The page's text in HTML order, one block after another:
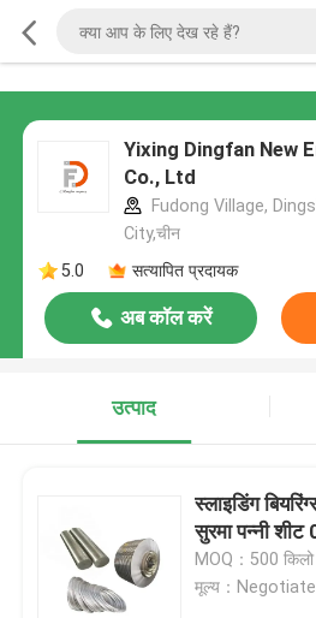
Yixing Dingfan New
Co., Ltd
Fudong Village,
City,चीन
5.0
सत्यापित प्रदायक
अब कॉल करें
उत्पाद
स्लाइडिंग
सुरमा पन्नी
MOQ：500 किलो
मूल्य：Negotiate